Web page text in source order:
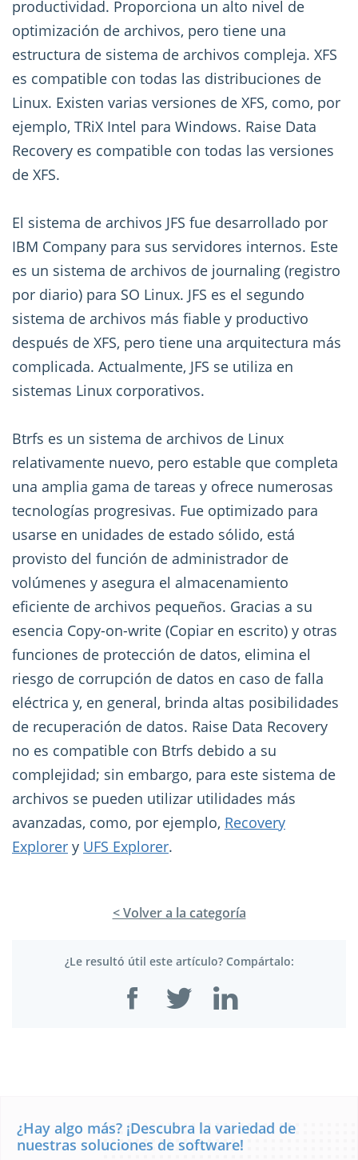
productividad. Proporciona un alto nivel de
optimización de archivos, pero tiene una
estructura de sistema de archivos compleja. XFS
es compatible con todas las distribuciones de
Linux. Existen varias versiones de XFS, como, por
ejemplo, TRiX Intel para Windows. Raise Data
Recovery es compatible con todas las versiones
de XFS.
El sistema de archivos JFS fue desarrollado por
IBM Company para sus servidores internos. Este
es un sistema de archivos de journaling (registro
por diario) para SO Linux. JFS es el segundo
sistema de archivos más fiable y productivo
después de XFS, pero tiene una arquitectura más
complicada. Actualmente, JFS se utiliza en
sistemas Linux corporativos.
Btrfs es un sistema de archivos de Linux
relativamente nuevo, pero estable que completa
una amplia gama de tareas y ofrece numerosas
tecnologías progresivas. Fue optimizado para
usarse en unidades de estado sólido, está
provisto del función de administrador de
volúmenes y asegura el almacenamiento
eficiente de archivos pequeños. Gracias a su
esencia Copy-on-write (Copiar en escrito) y otras
funciones de protección de datos, elimina el
riesgo de corrupción de datos en caso de falla
eléctrica y, en general, brinda altas posibilidades
de recuperación de datos. Raise Data Recovery
no es compatible con Btrfs debido a su
complejidad; sin embargo, para este sistema de
archivos se pueden utilizar utilidades más
avanzadas, como, por ejemplo, Recovery
Explorer y UFS Explorer.
< Volver a la categoría
¿Le resultó útil este artículo? Compártalo:
¿Hay algo más? ¡Descubra la variedad de
nuestras soluciones de software!